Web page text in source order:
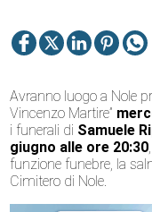
Avranno luogo a Nole
Vincenzo Martire”
i funerali di Samuele
giugno alle ore 20:30
funzione funebre, la
Cimitero di Nole.